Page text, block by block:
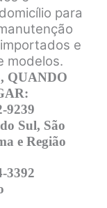
para
e
modelos.
QUANDO
9239
Sul, São
e Região
3392